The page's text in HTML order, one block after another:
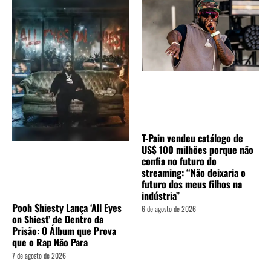
Pooh Shiesty Lança ‘All Eyes
on Shiest’ de Dentro da
Prisão: O Álbum que Prova
que o Rap Não Para
7 de agosto de 2026
T-Pain vendeu catálogo de
US$ 100 milhões porque não
confia no futuro do
streaming: “Não deixaria o
futuro dos meus filhos na
indústria”
6 de agosto de 2026